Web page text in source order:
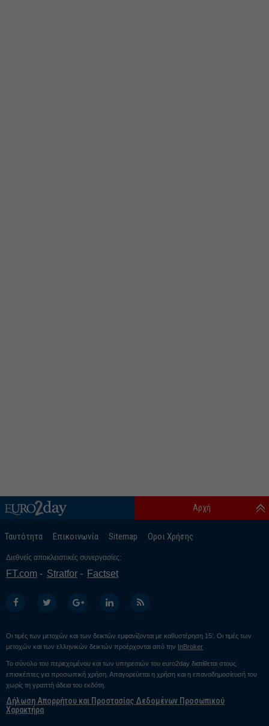
Ταυτότητα Επικοινωνία Sitemap Οροι Χρήσης
Αρχή
Διεθνείς αποκλειστικές συνεργασίες:
FT.com Stratfor Factset
Οι τιμές των μετοχών και των δεικτών εμφανίζονται με καθυστέρηση 15’. Οι τιμές των
μετοχών και των ελληνικών δεικτών προέρχονται από την InBroker
Το σύνολο του περιεχομένου και των υπηρεσιών του euro2day διατίθεται στους
επισκέπτες για προσωπική χρήση. Απαγορεύεται η χρήση και η επαναδημοσίευσή του
χωρίς τη γραπτή άδεια του εκδότη.
Δήλωση Απορρήτου και Προστασίας Δεδομένων Προσωπικού
Χαρακτήρα